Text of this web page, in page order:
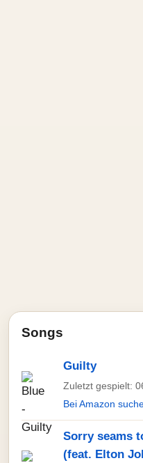
Songs
Guilty
Zuletzt gespielt:
Bei Amazon
Sorry seams
(feat. Elton